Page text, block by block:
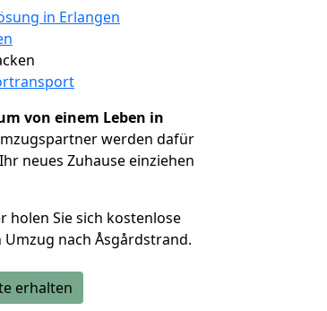
in Erlangen
von einem Leben in
werden dafür
neues Zuhause einziehen
holen Sie sich kostenlose
nach Åsgårdstrand.
erhalten